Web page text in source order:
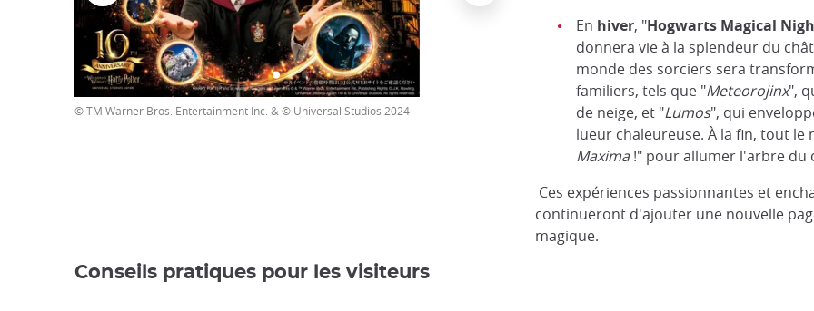
En hiver, "Hogwarts Magical
donnera vie à la splendeur du
monde des sorciers sera
familiers, tels que "Meteorojinx",
de neige, et "Lumos", qui
lueur chaleureuse. À la fin, tout le
Maxima!" pour allumer l'arbre du
Ces expériences passionnantes et
continueront d'ajouter une nouvelle
magique.
© TM Warner Bros. Entertainment Inc. & © Universal Studios 2024 © TM Warner Bros. Entertainment Inc. & © Universal
Conseils pratiques pour les visiteurs